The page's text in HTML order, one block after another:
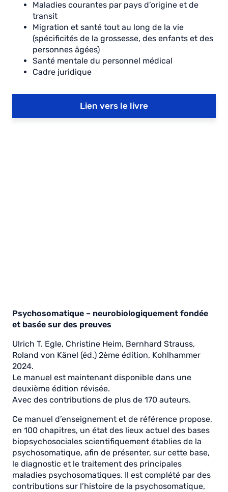
Maladies courantes par pays d’origine et de
transit
Migration et santé tout au long de la vie
(spécificités de la grossesse, des enfants et des
personnes âgées)
Santé mentale du personnel médical
Cadre juridique
Lien vers le livre
Psychosomatique – neurobiologiquement fondée
et basée sur des preuves
Ulrich T. Egle, Christine Heim, Bernhard Strauss,
Roland von Känel (éd.) 2ème édition, Kohlhammer
2024.
Le manuel est maintenant disponible dans une
deuxième édition révisée.
Avec des contributions de plus de 170 auteurs.
Ce manuel d’enseignement et de référence propose,
en 100 chapitres, un état des lieux actuel des bases
biopsychosociales scientifiquement établies de la
psychosomatique, afin de présenter, sur cette base,
le diagnostic et le traitement des principales
maladies psychosomatiques. Il est complété par des
contributions sur l’histoire de la psychosomatique,